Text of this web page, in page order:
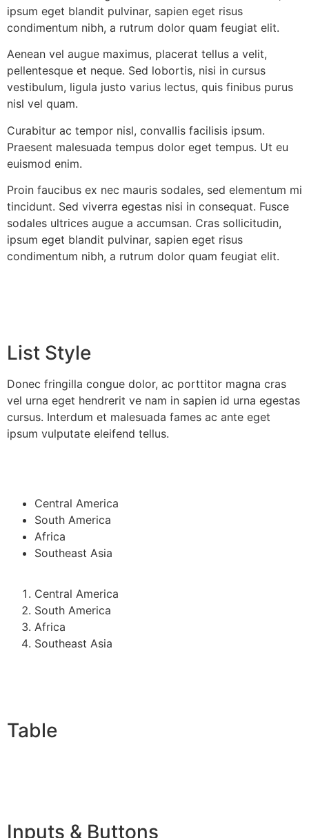
ipsum eget blandit pulvinar, sapien eget risus
condimentum nibh, a rutrum dolor quam feugiat elit.
Aenean vel augue maximus, placerat tellus a velit,
pellentesque et neque. Sed lobortis, nisi in cursus
vestibulum, ligula justo varius lectus, quis finibus purus
nisl vel quam.
Curabitur ac tempor nisl, convallis facilisis ipsum.
Praesent malesuada tempus dolor eget tempus. Ut eu
euismod enim.
Proin faucibus ex nec mauris sodales, sed elementum mi
tincidunt. Sed viverra egestas nisi in consequat. Fusce
sodales ultrices augue a accumsan. Cras sollicitudin,
ipsum eget blandit pulvinar, sapien eget risus
condimentum nibh, a rutrum dolor quam feugiat elit.
List Style
Donec fringilla congue dolor, ac porttitor magna cras
vel urna eget hendrerit ve nam in sapien id urna egestas
cursus. Interdum et malesuada fames ac ante eget
ipsum vulputate eleifend tellus.
Central America
South America
Africa
Southeast Asia
Central America
South America
Africa
Southeast Asia
Table
Inputs & Buttons